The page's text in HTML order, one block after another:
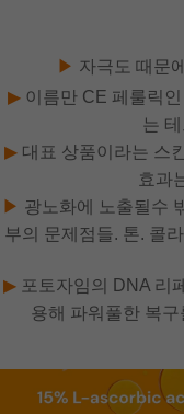
▶ 자극도 때문
▶ 이름만 CE 페룰릭
는
▶ 대표 상품이라는 스
효과
▶ 광노화에 노출될수
부의 문제점들. 톤. 콜
▶ 포토자임의 DNA 리
용해 파워풀한 복